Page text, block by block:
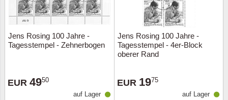
Jens Rosing 100 Jahre -
Tagesstempel - Zehnerbogen
EUR 4950
auf Lager
Jens Rosing 100 Jahre -
Tagesstempel - 4er-Block
oberer Rand
EUR 1975
auf Lager